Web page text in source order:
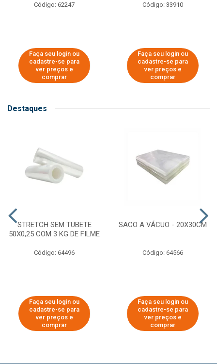
Código: 62247
Faça seu login ou
cadastre-se para
ver preços e
comprar
Código: 33910
Faça seu login ou
cadastre-se para
ver preços e
comprar
Destaques
STRETCH SEM TUBETE
50X0,25 COM 3 KG DE FILME
Código: 64496
Faça seu login ou
cadastre-se para
ver preços e
comprar
SACO A VÁCUO - 20X30CM
Código: 64566
Faça seu login ou
cadastre-se para
ver preços e
comprar